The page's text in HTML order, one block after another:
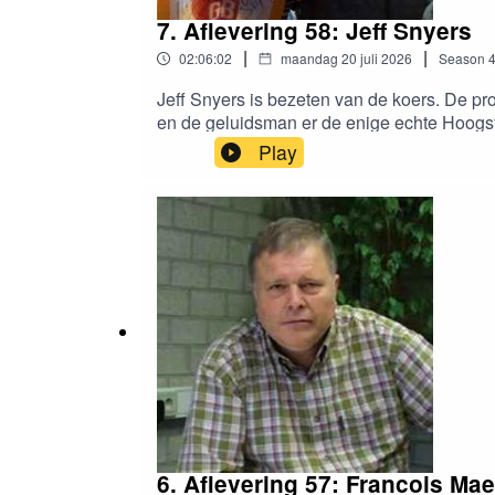
7. Aflevering 58: Jeff Snyers
02:06:02 | maandag 20 juli 2026 | Season 4
Jeff Snyers is bezeten van de koers. De
en de geluidsman er de enige echte
hebben over alles wat er in en rond
Play
6. Aflevering 57: Francois